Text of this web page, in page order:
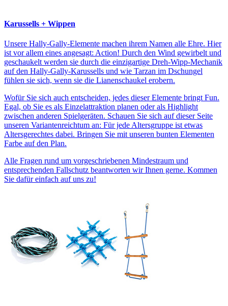
Karussells + Wippen
Unsere Hally-Gally-Elemente machen ihrem Namen alle Ehre. Hier
ist vor allem eines angesagt: Action! Durch den Wind gewirbelt und
geschaukelt werden sie durch die einzigartige Dreh-Wipp-Mechanik
auf den Hally-Gally-Karussells und wie Tarzan im Dschungel
fühlen sie sich, wenn sie die Lianenschaukel erobern.
Wofür Sie sich auch entscheiden, jedes dieser Elemente bringt Fun.
Egal, ob Sie es als Einzelattraktion planen oder als Highlight
zwischen anderen Spielgeräten. Schauen Sie sich auf dieser Seite
unseren Variantenreichtum an: Für jede Altersgruppe ist etwas
Altersgerechtes dabei. Bringen Sie mit unseren bunten Elementen
Farbe auf den Plan.
Alle Fragen rund um vorgeschriebenen Mindestraum und
entsprechenden Fallschutz beantworten wir Ihnen gerne. Kommen
Sie dafür einfach auf uns zu!